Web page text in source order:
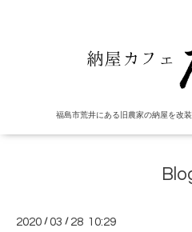
福島市荒井にある旧農家の納屋を改装
2020 /03 / 28 10:29